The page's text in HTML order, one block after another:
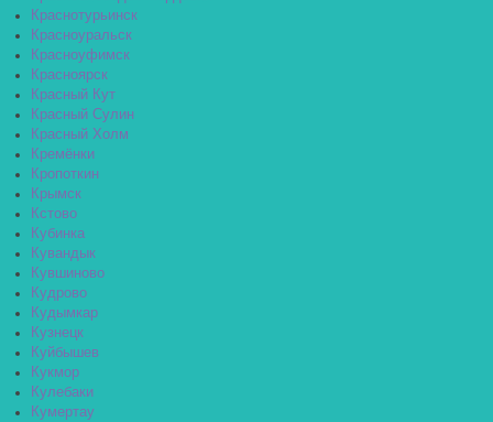
Краснотурьинск
Красноуральск
Красноуфимск
Красноярск
Красный Кут
Красный Сулин
Красный Холм
Кремёнки
Кропоткин
Крымск
Кстово
Кубинка
Кувандык
Кувшиново
Кудрово
Кудымкар
Кузнецк
Куйбышев
Кукмор
Кулебаки
Кумертау